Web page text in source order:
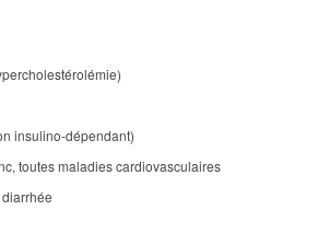
insulino-dépendant)
toutes maladies cardiovasculaires